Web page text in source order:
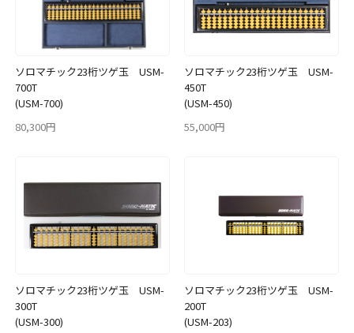
ソロマチック23桁ツゲ玉 USM-
700T
(USM-700)
80,300円
ソロマチック23桁ツゲ玉 USM-
450T
(USM-450)
55,000円
ソロマチック23桁ツゲ玉 USM-
300T
(USM-300)
ソロマチック23桁ツゲ玉 USM-
200T
(USM-203)